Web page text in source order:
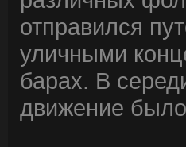
отправился
уличными
барах. В
движение